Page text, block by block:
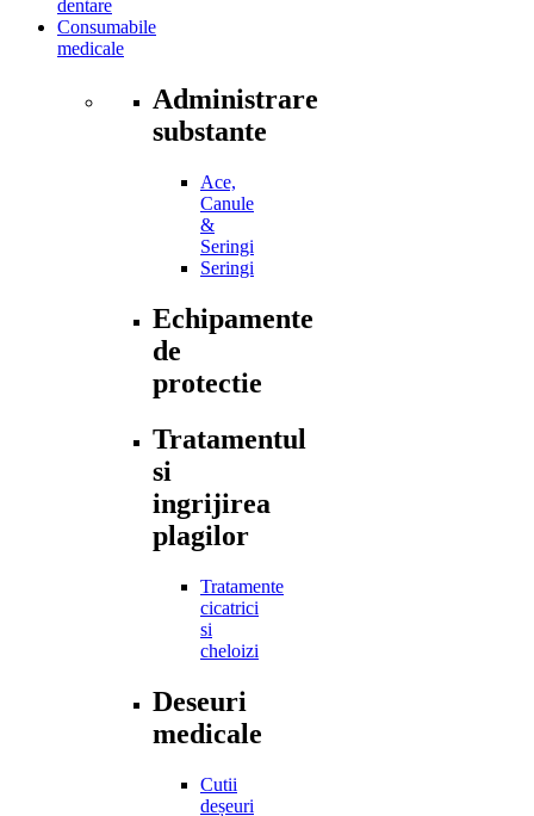
dentare
Consumabile
medicale
Administrare
substante
Ace,
Canule
&
Seringi
Seringi
Echipamente
de
protectie
Tratamentul
si
ingrijirea
plagilor
Tratamente
cicatrici
si
cheloizi
Deseuri
medicale
Cutii
deșeuri